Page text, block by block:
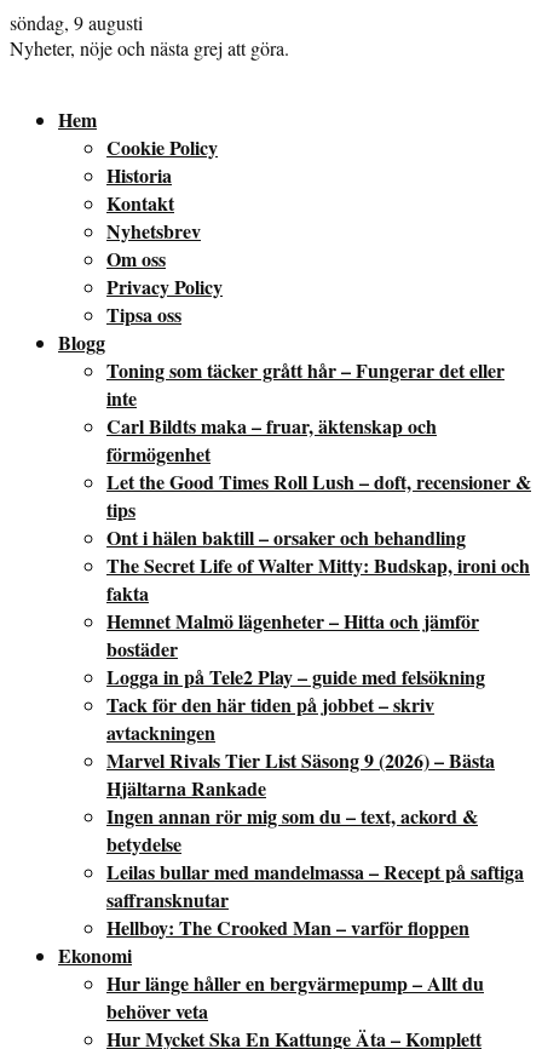
söndag, 9 augusti
Nyheter, nöje och nästa grej att göra.
Hem
Cookie Policy
Historia
Kontakt
Nyhetsbrev
Om oss
Privacy Policy
Tipsa oss
Blogg
Toning som täcker grått hår – Fungerar det eller
inte
Carl Bildts maka – fruar, äktenskap och
förmögenhet
Let the Good Times Roll Lush – doft, recensioner &
tips
Ont i hälen baktill – orsaker och behandling
The Secret Life of Walter Mitty: Budskap, ironi och
fakta
Hemnet Malmö lägenheter – Hitta och jämför
bostäder
Logga in på Tele2 Play – guide med felsökning
Tack för den här tiden på jobbet – skriv
avtackningen
Marvel Rivals Tier List Säsong 9 (2026) – Bästa
Hjältarna Rankade
Ingen annan rör mig som du – text, ackord &
betydelse
Leilas bullar med mandelmassa – Recept på saftiga
saffransknutar
Hellboy: The Crooked Man – varför floppen
Ekonomi
Hur länge håller en bergvärmepump – Allt du
behöver veta
Hur Mycket Ska En Kattunge Äta – Komplett